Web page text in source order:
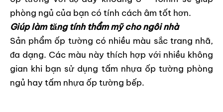
phòng ngủ của bạn có tính cách âm tốt hơn.
Giúp làm tăng tính thẩm mỹ cho ngôi nhà
Sản phẩm ốp tường có nhiều màu sắc trang nhã,
đa dạng. Các màu này thích hợp với nhiều không
gian khi bạn sử dụng tấm nhựa ốp tường phòng
ngủ hay tấm nhựa ốp tường bếp.